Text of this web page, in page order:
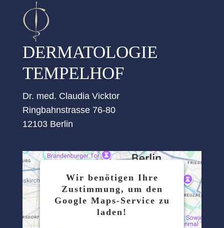
DERMATOLOGIE
TEMPELHOF
Dr. med. Claudia Vicktor
Ringbahnstrasse 76-80
12103 Berlin
Wir benötigen Ihre
Zustimmung, um den
Google Maps-Service zu
laden!